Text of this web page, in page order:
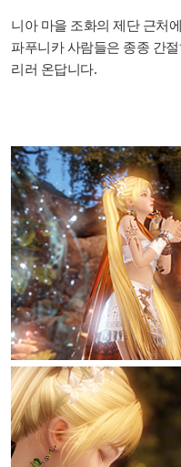
니아 마을 조화의 제단 근처
파푸니카 사람들은 종종 간
리러 온답니다.